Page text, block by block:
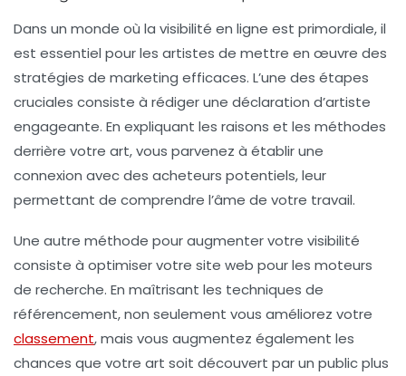
Dans un monde où la visibilité en ligne est primordiale, il
est essentiel pour les artistes de mettre en œuvre des
stratégies de marketing efficaces. L’une des étapes
cruciales consiste à rédiger une déclaration d’artiste
engageante. En expliquant les raisons et les méthodes
derrière votre art, vous parvenez à établir une
connexion avec des acheteurs potentiels, leur
permettant de comprendre l’âme de votre travail.
Une autre méthode pour augmenter votre visibilité
consiste à optimiser votre site web pour les moteurs
de recherche. En maîtrisant les techniques de
référencement, non seulement vous améliorez votre
classement, mais vous augmentez également les
chances que votre art soit découvert par un public plus